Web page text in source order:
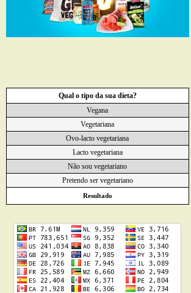
Qual o tipo da sua dieta?
Vegana
Vegetariana
Ovo-lacto vegetariana
Lacto vegetariana
Não sou vegetariano
Pretendo ser vegetariano
Resultado